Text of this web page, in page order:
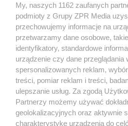
Żaden utwór zamieszczony w serwisie nie
rozpowszechniany lub dalej
tym także elektroniczny lub mechaniczny)
eksploatacji w jakiejkolwiek formie,
bez pisemnej zgody właściciela praw.
wykorzystanie utworów w całości lub w
bez właściwej zgody, jest zabronione pod
prawnie.
My, naszych 1162 zaufanych
podmioty z Grupy ZPR Media
przechowujemy informacje na
przetwarzamy dane osobowe,
identyfikatory, standardowe
urządzenie czy dane przeglądania
spersonalizowanych reklam,
treści, pomiar reklam i treści,
ulepszanie usług. Za zgodą
Partnerzy możemy używać
geolokalizacyjnych oraz aktywnie
charakterystykę urządzenia do